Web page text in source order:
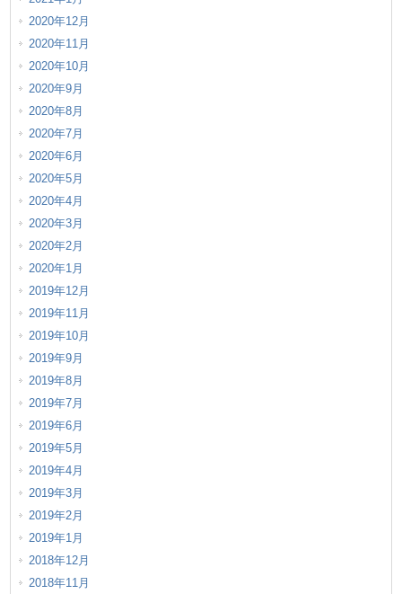
2020年12月
2020年11月
2020年10月
2020年9月
2020年8月
2020年7月
2020年6月
2020年5月
2020年4月
2020年3月
2020年2月
2020年1月
2019年12月
2019年11月
2019年10月
2019年9月
2019年8月
2019年7月
2019年6月
2019年5月
2019年4月
2019年3月
2019年2月
2019年1月
2018年12月
2018年11月